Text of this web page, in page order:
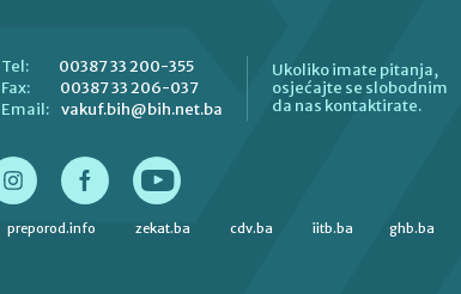
Tel:
00387 33 200-355
Fax:
00387 33 206-037
Email:
vakuf.bih@bih.net.ba
Ukoliko imate pitanja,
osjećajte se slobodnim
da nas kontaktirate.
preporod.info zekat.ba cdv.ba iitb.ba ghb.ba